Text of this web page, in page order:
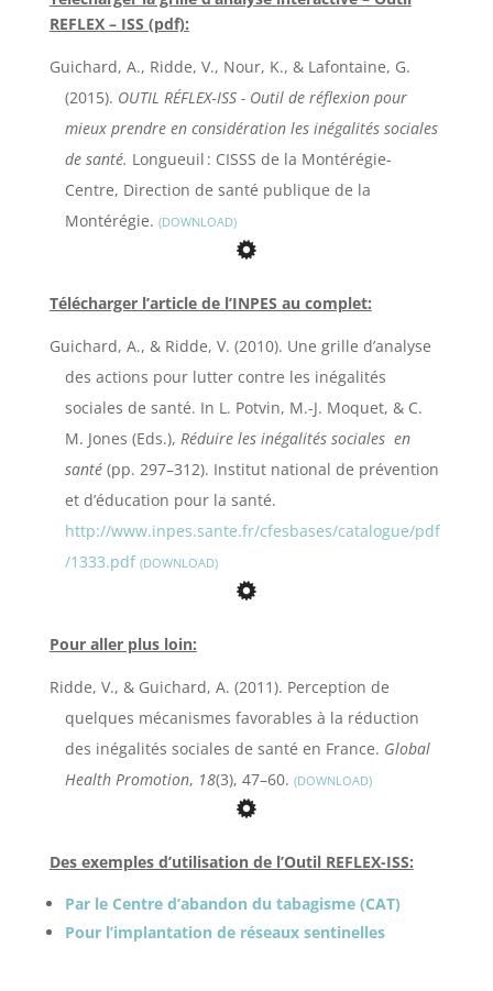
REFLEX – ISS (pdf):
Guichard, A., Ridde, V., Nour, K., & Lafontaine, G.
(2015). OUTIL RÉFLEX‐ISS - Outil de réflexion pour
mieux prendre en considération les inégalités sociales
de santé. Longueuil : CISSS de la Montérégie‐
Centre, Direction de santé publique de la
Montérégie. DOWNLOAD
Télécharger l’article de l’INPES au complet:
Guichard, A., & Ridde, V. (2010). Une grille d’analyse
des actions pour lutter contre les inégalités
sociales de santé. In L. Potvin, M.-J. Moquet, & C.
M. Jones (Eds.), Réduire les inégalités sociales en
santé(pp. 297–312). Institut national de prévention
et d’éducation pour la santé.
http://www.inpes.sante.fr/cfesbases/catalogue/pdf
/1333.pdf DOWNLOAD
Pour aller plus loin:
Ridde, V., & Guichard, A. (2011). Perception de
quelques mécanismes favorables à la réduction
des inégalités sociales de santé en France. Global
Health Promotion, 18(3), 47–60. DOWNLOAD
Des exemples d’utilisation de l’Outil REFLEX-ISS:
Par le Centre d’abandon du tabagisme (CAT)
Pour l’implantation de réseaux sentinelles